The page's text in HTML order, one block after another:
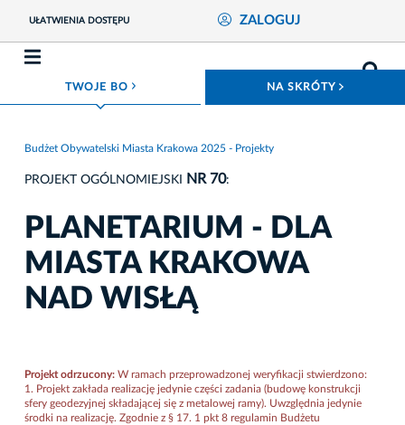
UŁATWIENIA DOSTĘPU ZALOGUJ
TWOJE BO ROZWIŃ MENU NA SKRÓTY
Budżet Obywatelski Miasta Krakowa 2025 - Projekty
PROJEKT OGÓLNOMIEJSKI NR 70:
PLANETARIUM - DLA
MIASTA KRAKOWA
NAD WISŁĄ
Projekt odrzucony: W ramach przeprowadzonej weryfikacji stwierdzono:
1. Projekt zakłada realizację jedynie części zadania (budowę konstrukcji
sfery geodezyjnej składającej się z metalowej ramy). Uwzględnia jedynie
środki na realizację. Zgodnie z § 17. 1 pkt 8 regulamin Budżetu